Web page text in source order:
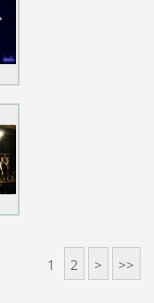
1 2 > >>